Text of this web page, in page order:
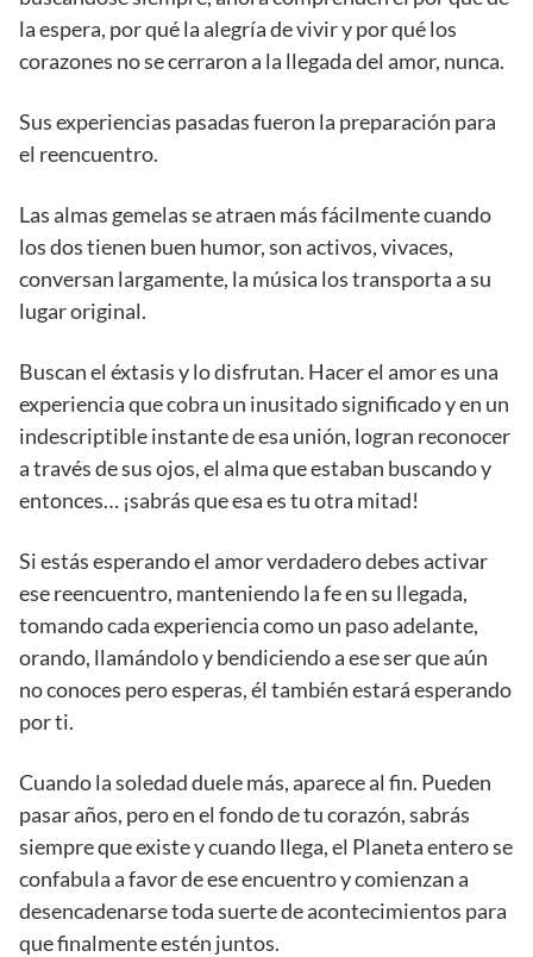
la espera, por qué la alegría de vivir y por qué los
corazones no se cerraron a la llegada del amor, nunca.
Sus experiencias pasadas fueron la preparación para
el reencuentro.
Las almas gemelas se atraen más fácilmente cuando
los dos tienen buen humor, son activos, vivaces,
conversan largamente, la música los transporta a su
lugar original.
Buscan el éxtasis y lo disfrutan. Hacer el amor es una
experiencia que cobra un inusitado significado y en un
indescriptible instante de esa unión, logran reconocer
a través de sus ojos, el alma que estaban buscando y
entonces… ¡sabrás que esa es tu otra mitad!
Si estás esperando el amor verdadero debes activar
ese reencuentro, manteniendo la fe en su llegada,
tomando cada experiencia como un paso adelante,
orando, llamándolo y bendiciendo a ese ser que aún
no conoces pero esperas, él también estará esperando
por ti.
Cuando la soledad duele más, aparece al fin. Pueden
pasar años, pero en el fondo de tu corazón, sabrás
siempre que existe y cuando llega, el Planeta entero se
confabula a favor de ese encuentro y comienzan a
desencadenarse toda suerte de acontecimientos para
que finalmente estén juntos.